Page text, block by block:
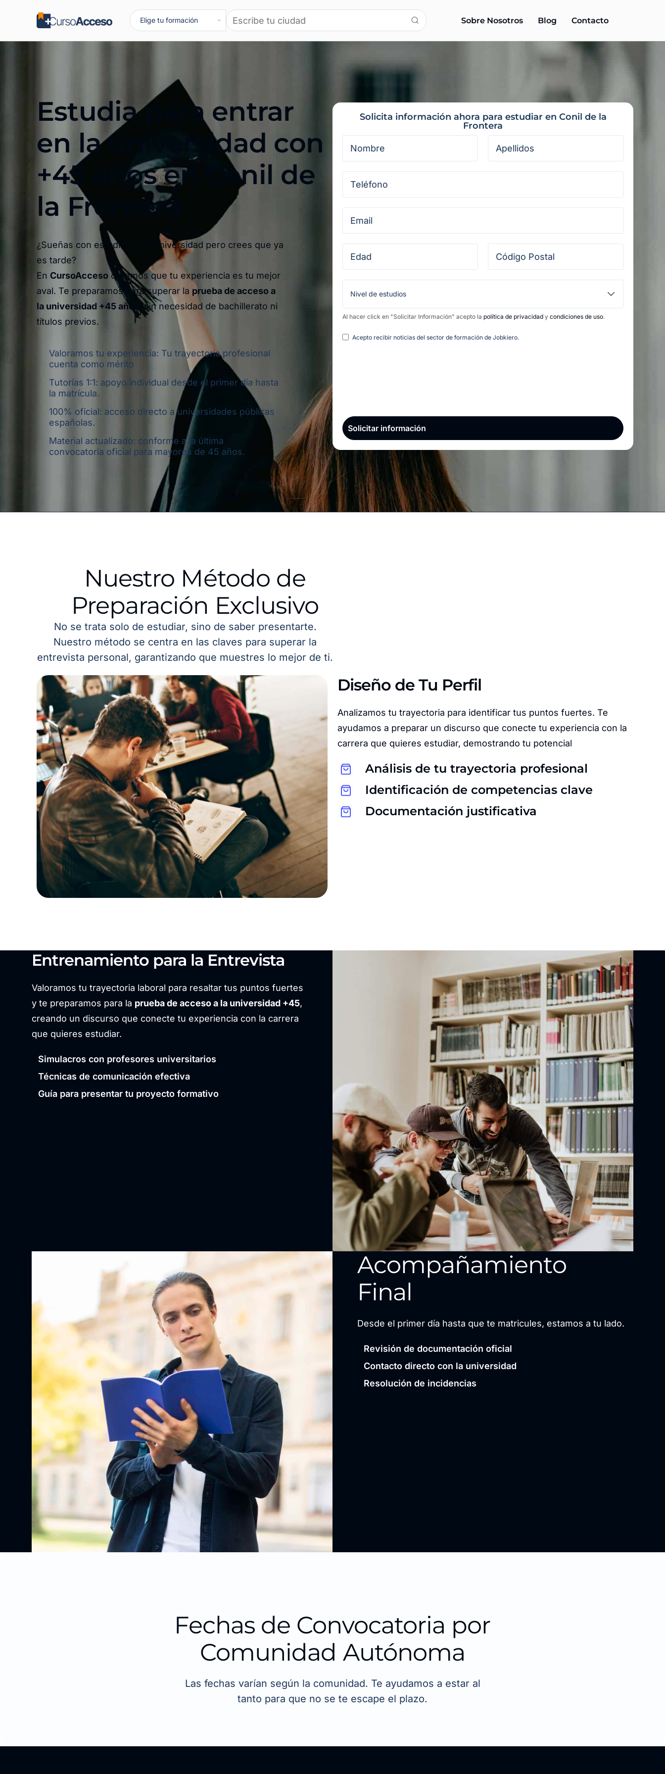
Sobre Nosotros Blog Contacto
Estudia para entrar
en la universidad con
+45 años en Conil de
la Frontera​
¿Sueñas con estudiar en la universidad pero crees que ya
es tarde?
En CursoAcceso creemos que tu experiencia es tu mejor
aval. Te preparamos para superar la prueba de acceso a
la universidad +45 años
, sin necesidad de bachillerato ni
títulos previos.
Valoramos tu experiencia: Tu trayectoria profesional
cuenta como mérito
Tutorías 1:1: apoyo individual desde el primer día hasta
la matrícula.
100% oficial: acceso directo a universidades públicas
españolas.
Material actualizado: conforme a la última
convocatoria oficial para mayores de 45 años.
Solicita información ahora para estudiar en Conil de la
Frontera
Al hacer click en "Solicitar Información" acepto la política de privacidad y condiciones de uso.
Acepto recibir noticias del sector de formación de Jobkiero.
Nuestro Método de
Preparación Exclusivo
No se trata solo de estudiar, sino de saber presentarte.
Nuestro método se centra en las claves para superar la
entrevista personal, garantizando que muestres lo mejor de ti.
Diseño de Tu Perfil
Analizamos tu trayectoria para identificar tus puntos fuertes. Te
ayudamos a preparar un discurso que conecte tu experiencia con la
carrera que quieres estudiar, demostrando tu potencial
Análisis de tu trayectoria profesional
Identificación de competencias clave
Documentación justificativa
Entrenamiento para la Entrevista
Valoramos tu trayectoria laboral para resaltar tus puntos fuertes
y te preparamos para la prueba de acceso a la universidad +45,
creando un discurso que conecte tu experiencia con la carrera
que quieres estudiar.
Simulacros con profesores universitarios
Técnicas de comunicación efectiva
Guía para presentar tu proyecto formativo
Acompañamiento
Final
Desde el primer día hasta que te matricules, estamos a tu lado.
Revisión de documentación oficial
Contacto directo con la universidad
Resolución de incidencias
Fechas de Convocatoria por
Comunidad Autónoma
Las fechas varían según la comunidad. Te ayudamos a estar al
tanto para que no se te escape el plazo.